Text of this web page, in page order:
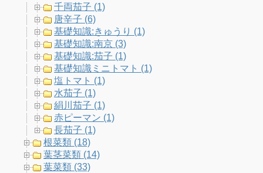
千両茄子 (1)
唐辛子 (6)
基礎知識:きゅうり (1)
基礎知識:南京 (3)
基礎知識:茄子 (1)
基礎知識ミニトマト (1)
塩トマト (1)
水茄子 (1)
絹川茄子 (1)
赤ピーマン (1)
長茄子 (1)
根菜類 (18)
葉茎菜類 (14)
葉菜類 (33)